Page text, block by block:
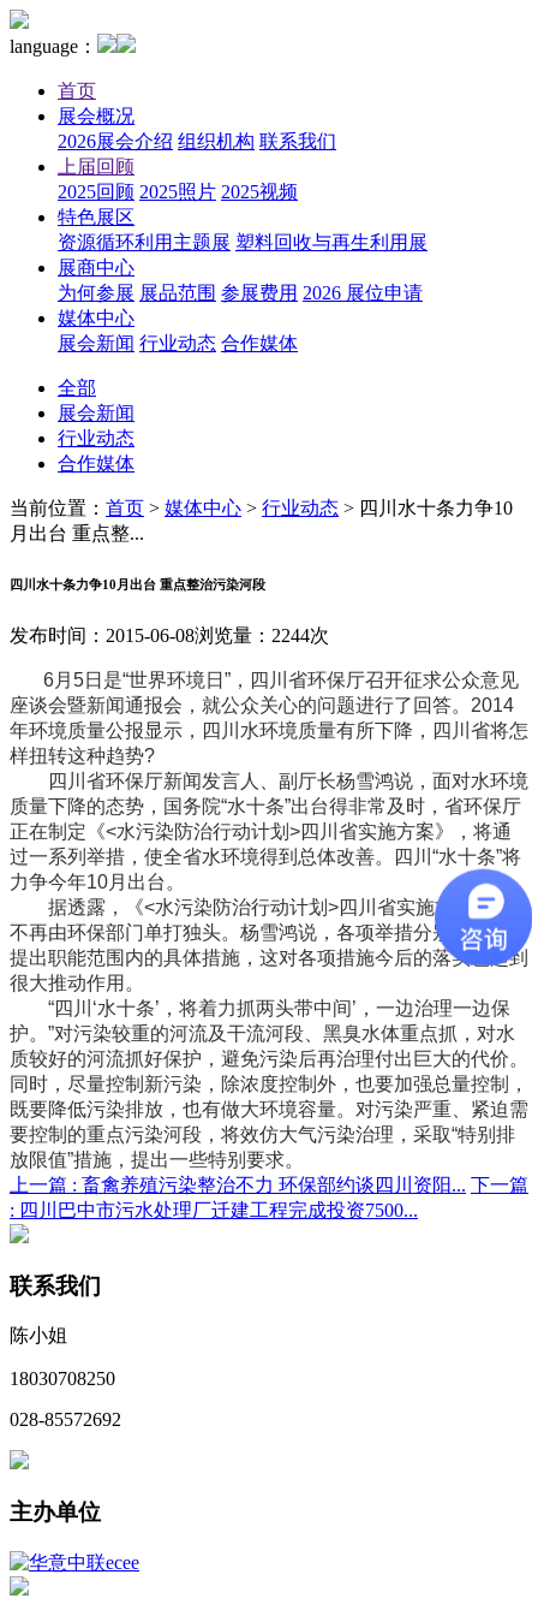
language：
首页
展会概况
2026展会介绍 组织机构 联系我们
上届回顾
2025回顾 2025照片 2025视频
特色展区
资源循环利用主题展 塑料回收与再生利用展
展商中心
为何参展 展品范围 参展费用 2026 展位申请
媒体中心
展会新闻 行业动态 合作媒体
全部
展会新闻
行业动态
合作媒体
当前位置： 首页 > 媒体中心 > 行业动态 > 四川水十条力争10
月出台 重点整...
四川水十条力争10月出台 重点整治污染河段
发布时间：2015-06-08浏览量：2244次
6月5日是“世界环境日”，四川省环保厅召开征求公众意见
座谈会暨新闻通报会，就公众关心的问题进行了回答。2014
年环境质量公报显示，四川水环境质量有所下降，四川省将怎
样扭转这种趋势?
四川省环保厅新闻发言人、副厅长杨雪鸿说，面对水环境
质量下降的态势，国务院“水十条”出台得非常及时，省环保厅
正在制定《<水污染防治行动计划>四川省实施方案》，将通
过一系列举措，使全省水环境得到总体改善。四川“水十条”将
力争今年10月出台。
据透露，《<水污染防治行动计划>四川省实施方案》也
不再由环保部门单打独头。杨雪鸿说，各项举措分别由各部门
提出职能范围内的具体措施，这对各项措施今后的落实也起到
很大推动作用。
“四川‘水十条’，将着力抓两头带中间’，一边治理一边保
护。”对污染较重的河流及干流河段、黑臭水体重点抓，对水
质较好的河流抓好保护，避免污染后再治理付出巨大的代价。
同时，尽量控制新污染，除浓度控制外，也要加强总量控制，
既要降低污染排放，也有做大环境容量。对污染严重、紧迫需
要控制的重点污染河段，将效仿大气污染治理，采取“特别排
放限值”措施，提出一些特别要求。
上一篇 : 畜禽养殖污染整治不力 环保部约谈四川资阳... 下一篇
: 四川巴中市污水处理厂迁建工程完成投资7500...
联系我们
陈小姐
18030708250
028-85572692
主办单位